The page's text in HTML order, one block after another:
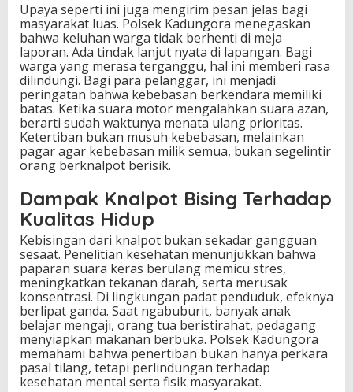
Upaya seperti ini juga mengirim pesan jelas bagi
masyarakat luas. Polsek Kadungora menegaskan
bahwa keluhan warga tidak berhenti di meja
laporan. Ada tindak lanjut nyata di lapangan. Bagi
warga yang merasa terganggu, hal ini memberi rasa
dilindungi. Bagi para pelanggar, ini menjadi
peringatan bahwa kebebasan berkendara memiliki
batas. Ketika suara motor mengalahkan suara azan,
berarti sudah waktunya menata ulang prioritas.
Ketertiban bukan musuh kebebasan, melainkan
pagar agar kebebasan milik semua, bukan segelintir
orang berknalpot berisik.
Dampak Knalpot Bising Terhadap
Kualitas Hidup
Kebisingan dari knalpot bukan sekadar gangguan
sesaat. Penelitian kesehatan menunjukkan bahwa
paparan suara keras berulang memicu stres,
meningkatkan tekanan darah, serta merusak
konsentrasi. Di lingkungan padat penduduk, efeknya
berlipat ganda. Saat ngabuburit, banyak anak
belajar mengaji, orang tua beristirahat, pedagang
menyiapkan makanan berbuka. Polsek Kadungora
memahami bahwa penertiban bukan hanya perkara
pasal tilang, tetapi perlindungan terhadap
kesehatan mental serta fisik masyarakat.